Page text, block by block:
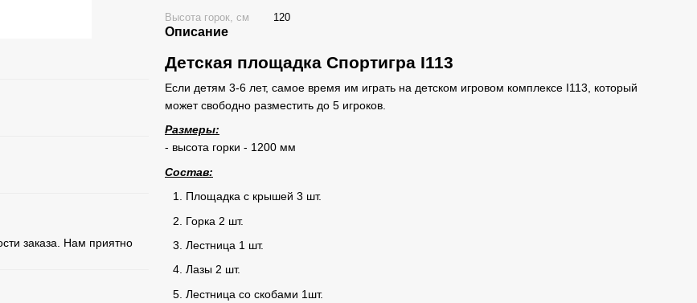
заказа. Нам приятно
Высота горок, см 120
Описание
Детская площадка Спортигра I113
Если детям 3-6 лет, самое время им играть на детском игровом комплексе I113, который
может свободно разместить до 5 игроков.
Размеры:
- высота горки - 1200 мм
Состав:
Площадка с крышей 3 шт.
Горка 2 шт.
Лестница 1 шт.
Лазы 2 шт.
Лестница со скобами 1шт.